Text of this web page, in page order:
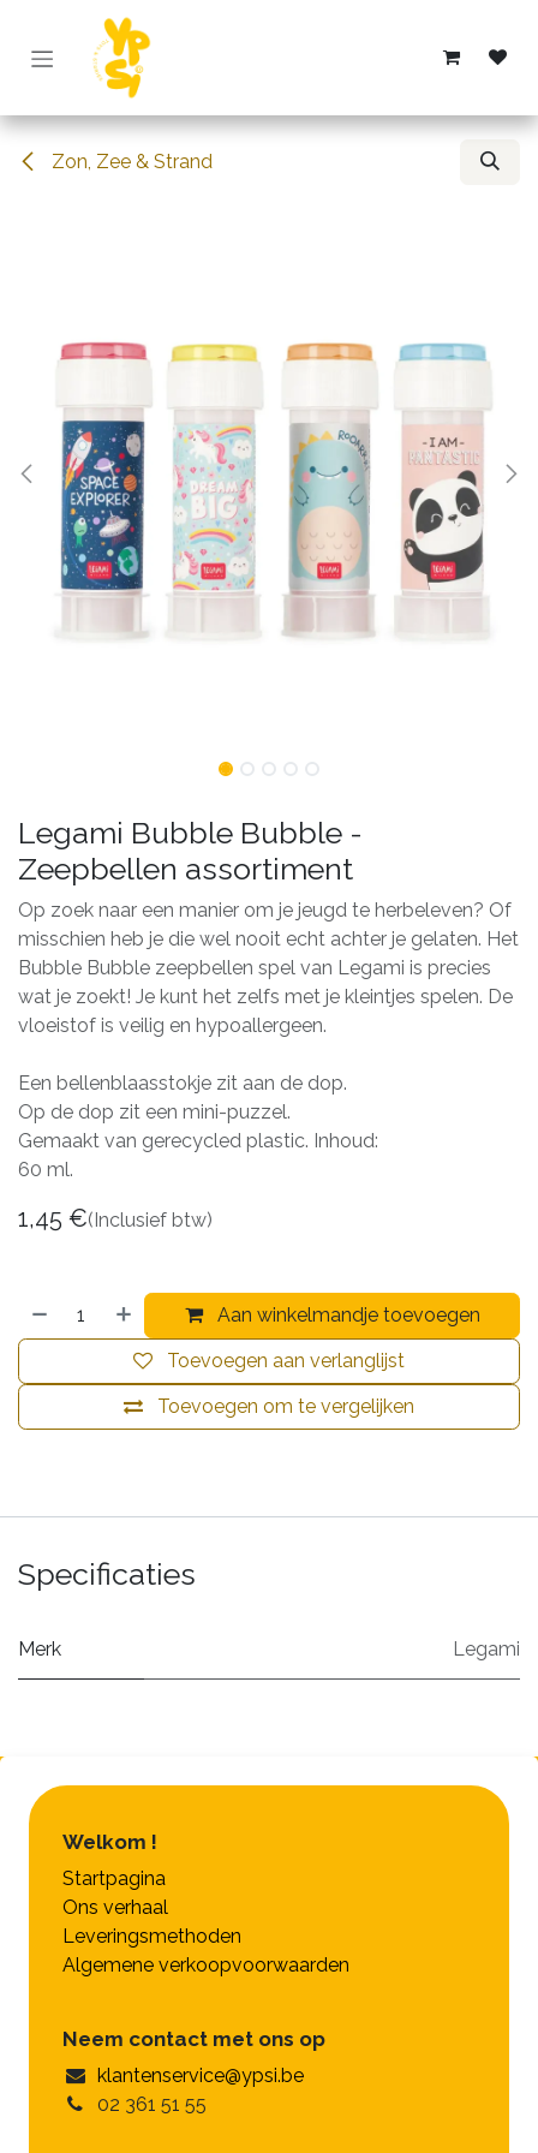
Overslaan naar inhoud
Zon, Zee & Strand
Legami Bubble Bubble -
Zeepbellen assortiment
Op zoek naar een manier om je jeugd te herbeleven? Of
misschien heb je die wel nooit echt achter je gelaten. Het
Bubble Bubble zeepbellen spel van Legami is precies
wat je zoekt! Je kunt het zelfs met je kleintjes spelen. De
vloeistof is veilig en hypoallergeen.
Een bellenblaasstokje zit aan de dop.
Op de dop zit een mini-puzzel.
Gemaakt van gerecycled plastic. Inhoud:
60 ml.
1,45 €(Inclusief btw)
Aan winkelmandje toevoegen
Toevoegen om te vergelijken
Toevoegen aan verlanglijst
Specificaties
Merk Legami
Welkom !
Startpagina
Ons verhaal
Leveringsmethoden
Algemene verkoopvoorwaarden
Neem contact met ons op
klantenservice@ypsi.be
02 361 51 55